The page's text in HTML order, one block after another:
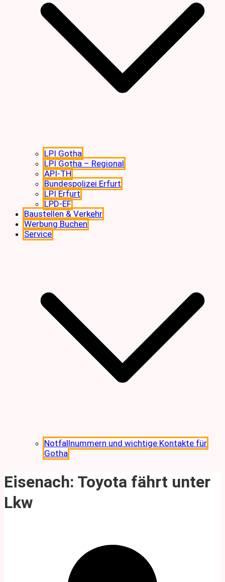
LPI Gotha
LPI Gotha – Regional
API-TH
Bundespolizei Erfurt
LPI Erfurt
LPD-EF
Baustellen & Verkehr
Werbung Buchen
Service
Notfallnummern und wichtige Kontakte für
Gotha
Eisenach: Toyota fährt unter
Lkw